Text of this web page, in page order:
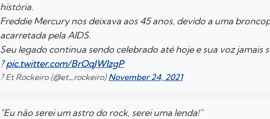
história.
Freddie Mercury nos deixava aos 45 anos, devido a uma
acarretada pela AIDS.
Seu legado continua sendo celebrado até hoje e sua voz jamais
?pic.twitter.com/BrOqJWIzgP
? Et Rockeiro (@et_rockeiro) November 24, 2021
"Eu não serei um astro do rock, serei uma lenda!"